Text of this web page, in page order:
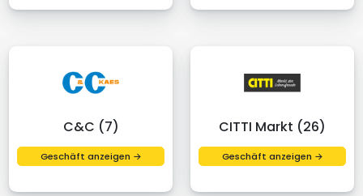
C&C (7)
Geschäft anzeigen →
CITTI Markt (26)
Geschäft anzeigen →